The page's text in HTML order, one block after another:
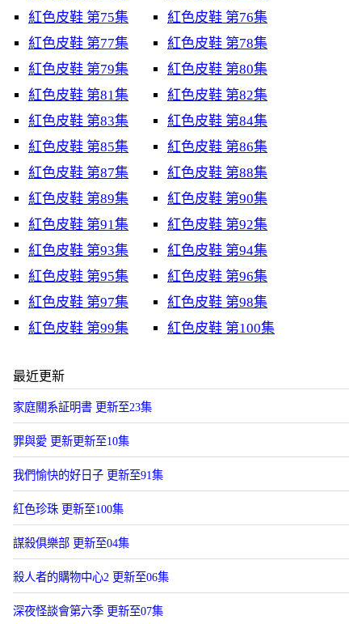
紅色皮鞋 第75集
紅色皮鞋 第76集
紅色皮鞋 第77集
紅色皮鞋 第78集
紅色皮鞋 第79集
紅色皮鞋 第80集
紅色皮鞋 第81集
紅色皮鞋 第82集
紅色皮鞋 第83集
紅色皮鞋 第84集
紅色皮鞋 第85集
紅色皮鞋 第86集
紅色皮鞋 第87集
紅色皮鞋 第88集
紅色皮鞋 第89集
紅色皮鞋 第90集
紅色皮鞋 第91集
紅色皮鞋 第92集
紅色皮鞋 第93集
紅色皮鞋 第94集
紅色皮鞋 第95集
紅色皮鞋 第96集
紅色皮鞋 第97集
紅色皮鞋 第98集
紅色皮鞋 第99集
紅色皮鞋 第100集
最近更新
家庭關系証明書 更新至23集
罪與愛 更新更新至10集
我們愉快的好日子 更新至91集
紅色珍珠 更新至100集
謀殺俱樂部 更新至04集
殺人者的購物中心2 更新至06集
深夜怪談會第六季 更新至07集